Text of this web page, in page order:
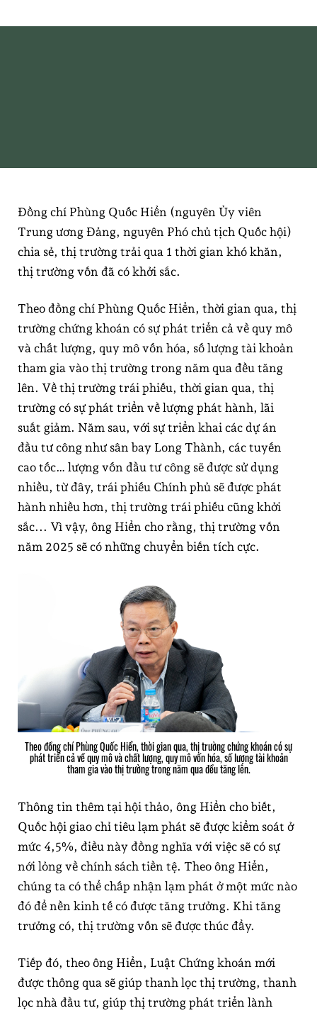
những chuyển biến tích cực
Đồng chí Phùng Quốc Hiển (nguyên Ủy viên
Trung ương Đảng, nguyên Phó chủ tịch Quốc hội)
chia sẻ, thị trường trải qua 1 thời gian khó khăn,
thị trường vốn đã có khởi sắc.
Theo đồng chí Phùng Quốc Hiển, thời gian qua, thị
trường chứng khoán có sự phát triển cả về quy mô
và chất lượng, quy mô vốn hóa, số lượng tài khoản
tham gia vào thị trường trong năm qua đều tăng
lên. Về thị trường trái phiếu, thời gian qua, thị
trường có sự phát triển về lượng phát hành, lãi
suất giảm. Năm sau, với sự triển khai các dự án
đầu tư công như sân bay Long Thành, các tuyến
cao tốc… lượng vốn đầu tư công sẽ được sử dụng
nhiều, từ đây, trái phiếu Chính phủ sẽ được phát
hành nhiều hơn, thị trường trái phiếu cũng khởi
sắc... Vì vậy, ông Hiển cho rằng, thị trường vốn
năm 2025 sẽ có những chuyển biến tích cực.
Theo đồng chí Phùng Quốc Hiển, thời gian qua, thị trường chứng khoán có sự
phát triển cả về quy mô và chất lượng, quy mô vốn hóa, số lượng tài khoản
tham gia vào thị trường trong năm qua đều tăng lên.
Thông tin thêm tại hội thảo, ông Hiển cho biết,
Quốc hội giao chỉ tiêu lạm phát sẽ được kiểm soát ở
mức 4,5%, điều này đồng nghĩa với việc sẽ có sự
nới lỏng về chính sách tiền tệ. Theo ông Hiển,
chúng ta có thể chấp nhận lạm phát ở một mức nào
đó để nền kinh tế có được tăng trưởng. Khi tăng
trưởng có, thị trường vốn sẽ được thúc đẩy.
Tiếp đó, theo ông Hiển, Luật Chứng khoán mới
được thông qua sẽ giúp thanh lọc thị trường, thanh
lọc nhà đầu tư, giúp thị trường phát triển lành